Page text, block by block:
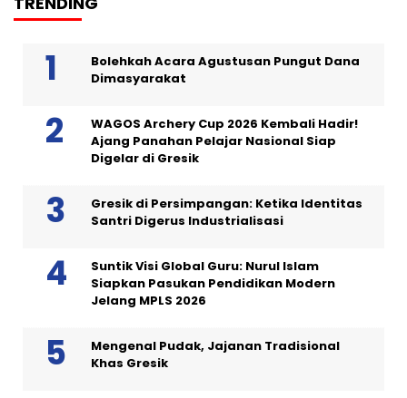
Bolehkah Acara Agustusan Pungut Dana
Dimasyarakat
WAGOS Archery Cup 2026 Kembali Hadir!
Ajang Panahan Pelajar Nasional Siap
Digelar di Gresik
Gresik di Persimpangan: Ketika Identitas
Santri Digerus Industrialisasi
Suntik Visi Global Guru: Nurul Islam
Siapkan Pasukan Pendidikan Modern
Jelang MPLS 2026
Mengenal Pudak, Jajanan Tradisional
Khas Gresik